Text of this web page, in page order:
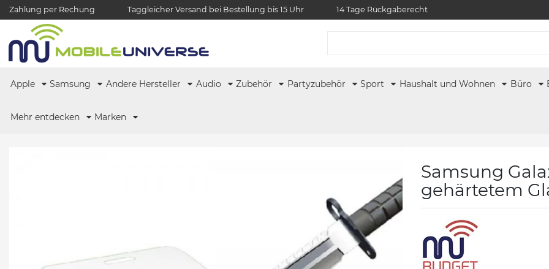
Zahlung per Rechung Taggleicher Versand bei Bestellung bis 15 Uhr 14 Tage Rückgaberecht
Apple Samsung Andere Hersteller Audio Zubehör Partyzubehör Sport Haushalt und Wohnen Büro
Mehr entdecken Marken
Samsung
gehärtetem